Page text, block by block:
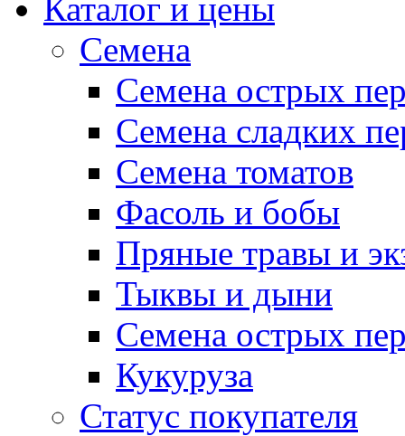
Каталог и цены
Семена
Семена острых
Семена сладких
Семена томатов
Фасоль и бобы
Пряные травы и
Тыквы и дыни
Семена острых
Кукуруза
Статус покупателя